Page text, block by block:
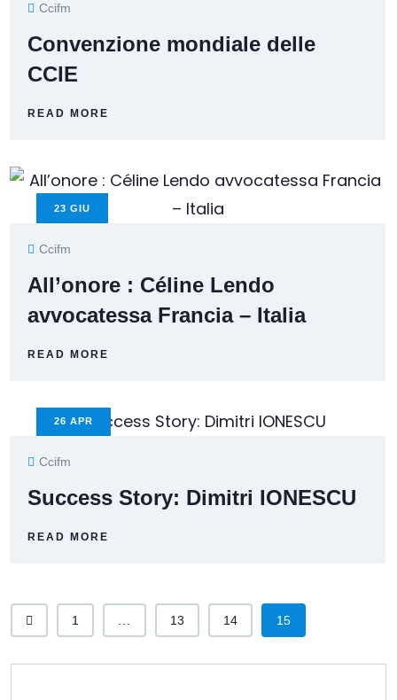
Ccifm
Convenzione mondiale delle
CCIE
READ MORE
23 GIU
Ccifm
All’onore : Céline Lendo
avvocatessa Francia – Italia
READ MORE
26 APR
Ccifm
Success Story: Dimitri IONESCU
READ MORE
1 13 14 15